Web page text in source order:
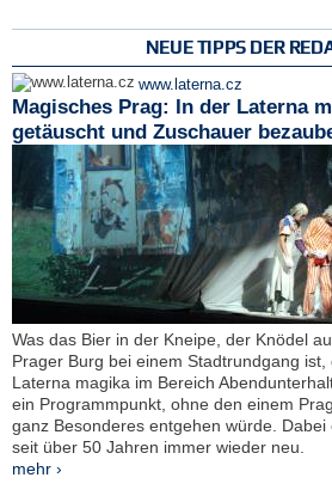
NEUE TIPPS DER
www.laterna.cz
Magisches Prag: In der Laterna
getäuscht und Zuschauer
Was das Bier in der Kneipe, der Knödel
Prager Burg bei einem Stadtrundgang
Laterna magika im Bereich
ein Programmpunkt, ohne den einem
ganz Besonderes entgehen würde.
seit über 50 Jahren immer wieder neu.
mehr ›